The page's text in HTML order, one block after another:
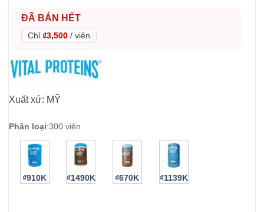
ĐÃ BÁN HẾT
Chỉ ₫3,500 / viên
Xuất xứ: MỸ
Phân loại:300 viên
₫910K ₫1490K ₫670K ₫1139K